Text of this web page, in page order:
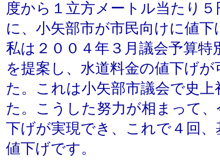
度から１立方メートル当たり
に、小矢部市が市民向けに値
私は２００４年３月議会予算特
を提案し、水道料金の値下げ
た。これは小矢部市議会で史
た。こうした努力が相まって
下げが実現でき、これで４回
値下げです。